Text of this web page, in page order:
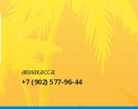
авиакасса:
+7 (902) 577-96-44